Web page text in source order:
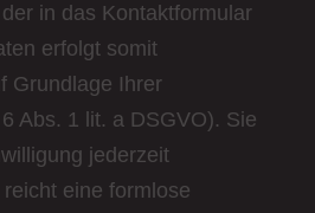
in das Kontaktformular
erfolgt somit
Grundlage Ihrer
Abs. 1 lit. a DSGVO). Sie
jederzeit
eine formlose